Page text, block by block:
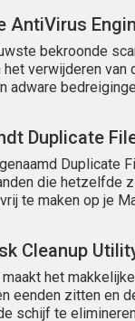
AntiVirus
bekroonde
verwijderen van
adware
Duplicate
Duplicate
die hetzelfde
te maken op je
Cleanup
het
eenden zitten en
schijf te